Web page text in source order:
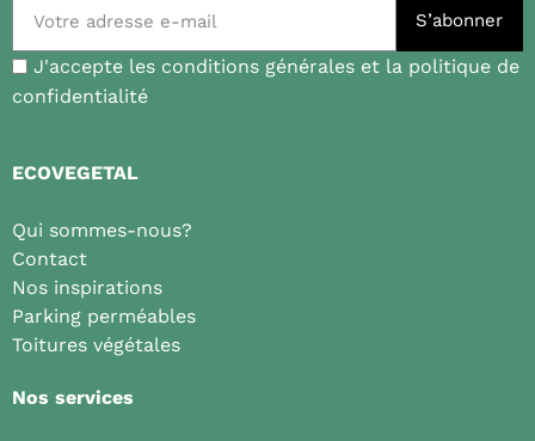
S’abonner
J'accepte les conditions générales et la politique de
confidentialité
ECOVEGETAL
Qui sommes-nous?
Contact
Nos inspirations
Parking perméables
Toitures végétales
Nos services